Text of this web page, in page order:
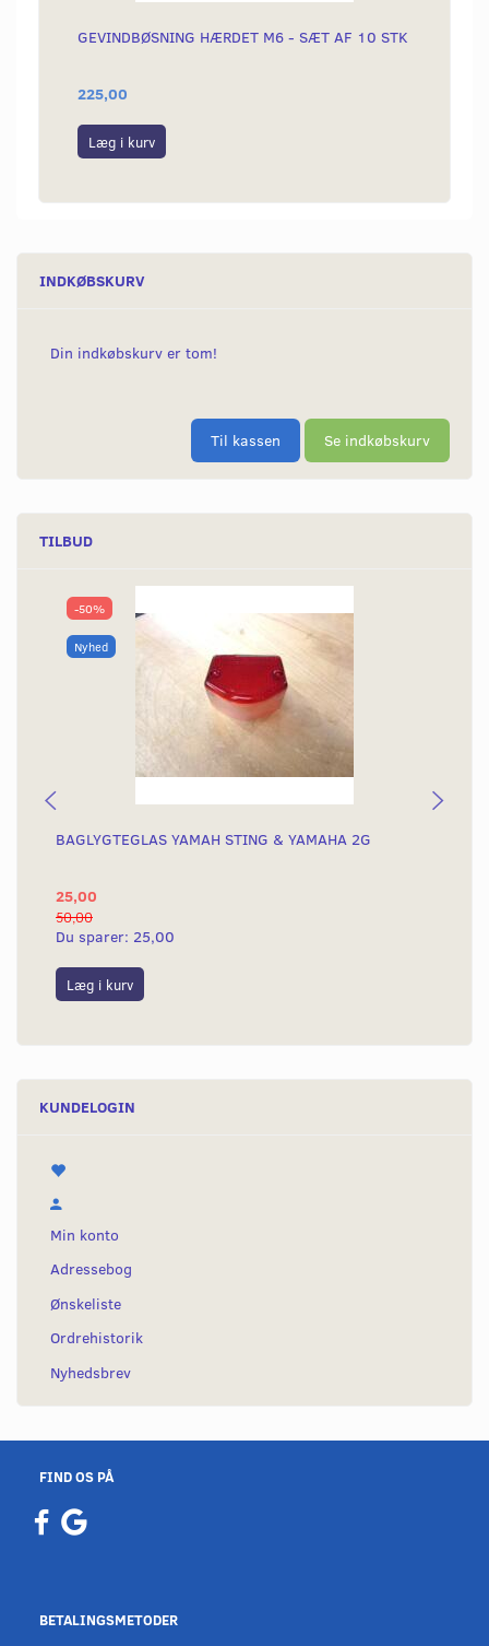
GEVINDBØSNING HÆRDET M6 - SÆT AF 10 STK
225,00
Læg i kurv
INDKØBSKURV
Din indkøbskurv er tom!
Til kassen Se indkøbskurv
TILBUD
-50%
Nyhed
BAGLYGTEGLAS YAMAH STING & YAMAHA 2G
25,00
50,00
Du sparer: 25,00
Læg i kurv
KUNDELOGIN
Min konto
Adressebog
Ønskeliste
Ordrehistorik
Nyhedsbrev
FIND OS PÅ
BETALINGSMETODER